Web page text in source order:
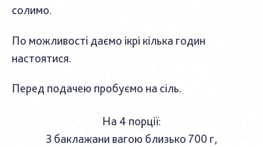
солимо.
По можливості даємо ікрі кілька годин
настоятися.
Перед подачею пробуємо на сіль.
На 4 порції:
3 баклажани вагою близько 700 г,